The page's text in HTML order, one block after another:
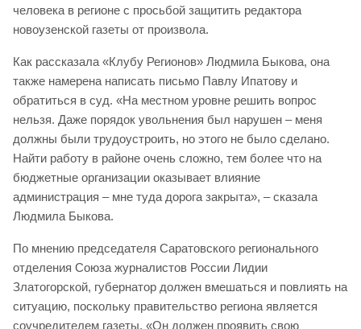
человека в регионе с просьбой защитить редактора
новоузенской газеты от произвола.
Как рассказала «Клубу Регионов» Людмила Быкова, она
также намерена написать письмо Павлу Ипатову и
обратиться в суд. «На местном уровне решить вопрос
нельзя. Даже порядок увольнения был нарушен – меня
должны были трудоустроить, но этого не было сделано.
Найти работу в районе очень сложно, тем более что на
бюджетные организации оказывает влияние
администрация – мне туда дорога закрыта», – сказала
Людмила Быкова.
По мнению председателя Саратовского регионального
отделения Союза журналистов России Лидии
Златогорской, губернатор должен вмешаться и повлиять на
ситуацию, поскольку правительство региона является
соучредителем газеты. «Он должен проявить свою